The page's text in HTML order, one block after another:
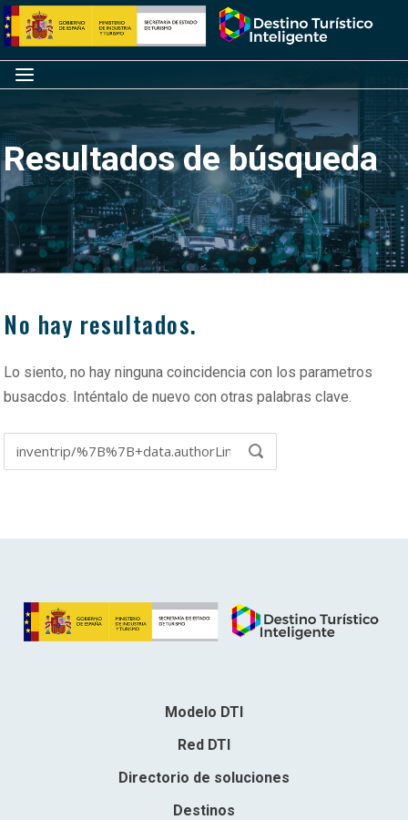
Saltar
al
contenido
Inicio
Menú
Resultados de búsqueda
No hay resultados.
Lo siento, no hay ninguna coincidencia con los parametros
busacdos. Inténtalo de nuevo con otras palabras clave.
BUSCAR
Modelo DTI
Red DTI
Directorio de soluciones
Destinos